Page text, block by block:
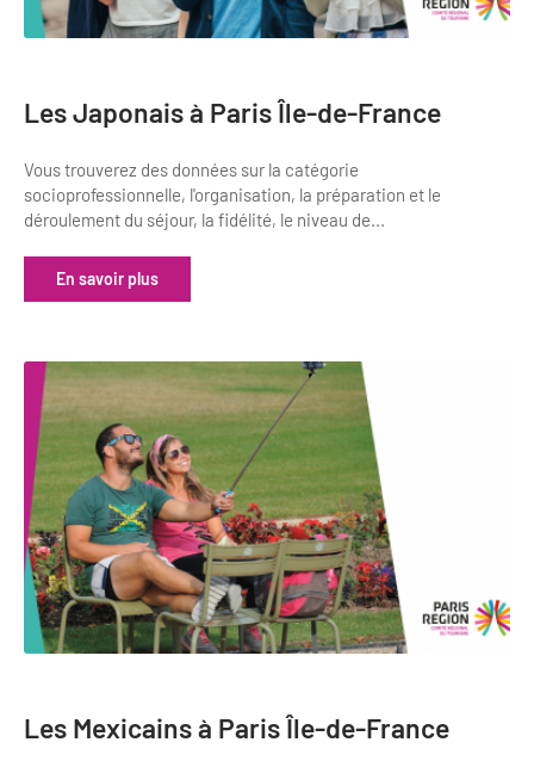
Les Japonais à Paris Île-de-France
Vous trouverez des données sur la catégorie
socioprofessionnelle, l'organisation, la préparation et le
déroulement du séjour, la fidélité, le niveau de...
En savoir plus
Les Mexicains à Paris Île-de-France